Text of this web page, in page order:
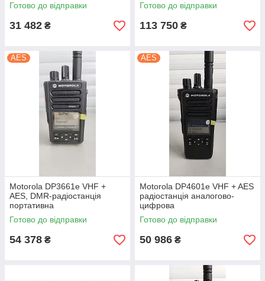
Готово до відправки
31 482 ₴
Готово до відправки
113 750 ₴
AES
Motorola DP3661e VHF +
AES, DMR-радіостанція
портативна
Готово до відправки
54 378 ₴
AES
Motorola DP4601e VHF + AES
радіостанція аналогово-
цифрова
Готово до відправки
50 986 ₴